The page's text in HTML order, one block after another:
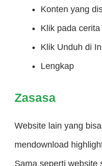
Konten yang
Klik pada
Klik Unduh di
Lengkap
Zasasa
Website lain yang
mendownload
Sama seperti website